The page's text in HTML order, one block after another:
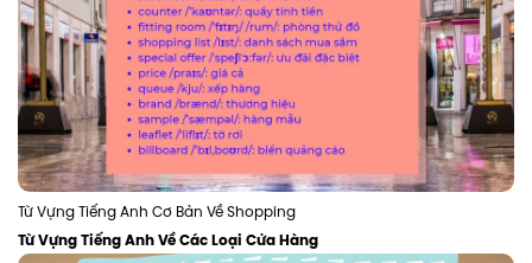
Từ Vựng Tiếng Anh Cơ Bản Về Shopping
Từ Vựng Tiếng Anh Về Các Loại Cửa Hàng